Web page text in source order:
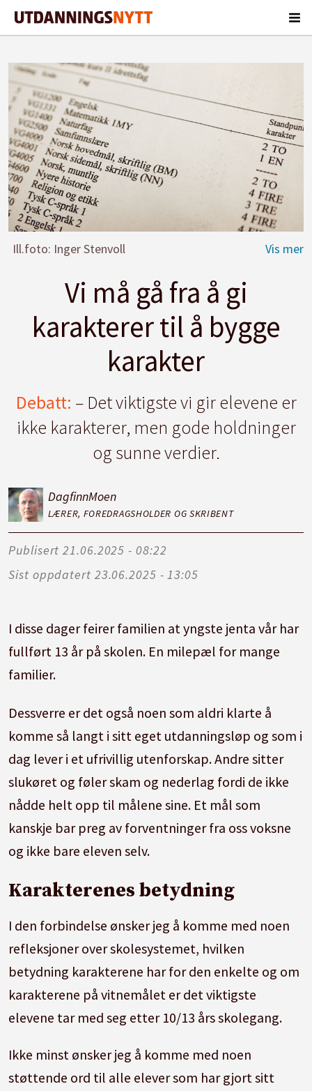
Ill.foto: Inger Stenvoll
Vi må gå fra å gi
karakterer til å bygge
karakter
Debatt: – Det viktigste vi gir elevene er
ikke karakterer, men gode holdninger
og sunne verdier.
DagfinnMoen
LÆRER, FOREDRAGSHOLDER OG SKRIBENT
Publisert
21.06.2025 - 08:22
Sist oppdatert
23.06.2025 - 13:05
I disse dager feirer familien at yngste jenta vår har
fullført 13 år på skolen. En milepæl for mange
familier.
Dessverre er det også noen som aldri klarte å
komme så langt i sitt eget utdanningsløp og som i
dag lever i et ufrivillig utenforskap. Andre sitter
slukøret og føler skam og nederlag fordi de ikke
nådde helt opp til målene sine. Et mål som
kanskje bar preg av forventninger fra oss voksne
og ikke bare eleven selv.
Karakterenes betydning
I den forbindelse ønsker jeg å komme med noen
refleksjoner over skolesystemet, hvilken
betydning karakterene har for den enkelte og om
karakterene på vitnemålet er det viktigste
elevene tar med seg etter 10/13 års skolegang.
Ikke minst ønsker jeg å komme med noen
støttende ord til alle elever som har gjort sitt